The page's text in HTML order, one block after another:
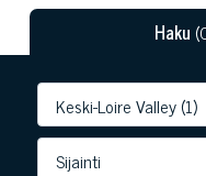
Haku